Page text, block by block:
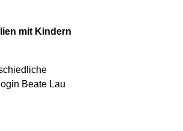
mit Kindern
Beate Lau